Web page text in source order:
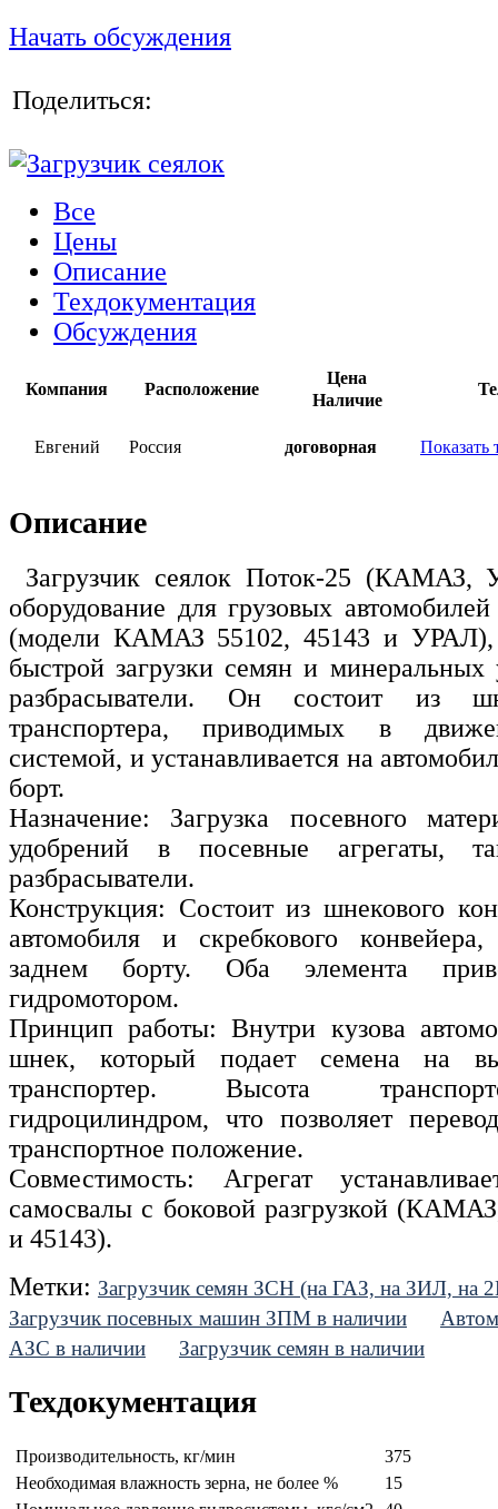
Начать обсуждения
Поделиться:
Все
Цены
Описание
Техдокументация
Обсуждения
Компания Расположение
Цена
Наличие
Евгений Россия договорная Показать
Описание
Загрузчик сеялок Поток-25 (КАМАЗ,
оборудование для грузовых
(модели КАМАЗ 55102, 45143 и УРАЛ),
быстрой загрузки семян и
разбрасыватели. Он состоит из
транспортера, приводимых в
системой, и устанавливается на
борт.
Назначение: Загрузка посевного
удобрений в посевные агрегаты,
разбрасыватели.
Конструкция: Состоит из шнекового
автомобиля и скребкового
заднем борту. Оба элемента
гидромотором.
Принцип работы: Внутри кузова
шнек, который подает семена на
транспортер. Высота
гидроцилиндром, что позволяет
транспортное положение.
Совместимость: Агрегат
самосвалы с боковой разгрузкой
и 45143).
Метки: Загрузчик семян ЗСН (на ГАЗ, на ЗИЛ, на
Загрузчик посевных машин ЗПМ в наличии
АЗС в наличии
Загрузчик семян в наличии
Техдокументация
Производительность, кг/мин
375
Необходимая влажность зерна, не более %
15